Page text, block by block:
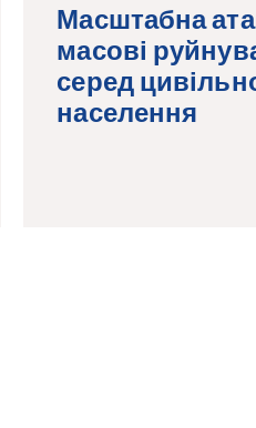
Масштабна
масові
серед
населення